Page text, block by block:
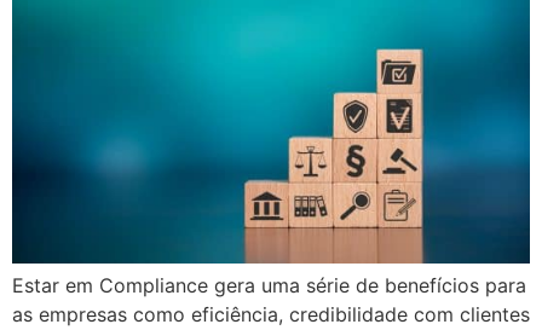
Estar em Compliance gera uma série de benefícios para
as empresas como eficiência, credibilidade com clientes